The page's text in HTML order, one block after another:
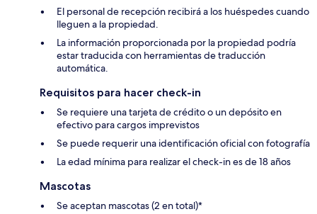
El personal de recepción recibirá a los huéspedes cuando
lleguen a la propiedad.
La información proporcionada por la propiedad podría
estar traducida con herramientas de traducción
automática.
Requisitos para hacer check-in
Se requiere una tarjeta de crédito o un depósito en
efectivo para cargos imprevistos
Se puede requerir una identificación oficial con fotografía
La edad mínima para realizar el check-in es de 18 años
Mascotas
Se aceptan mascotas (2 en total)*